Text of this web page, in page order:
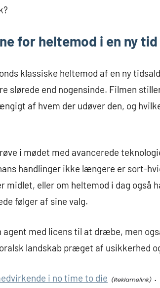
for heltemod i en ny tid
klassiske heltemod af en ny
slørede end nogensinde. Filmen
af hvem der udøver den, og
i mødet med avancerede
handlinger ikke længere er sort-
eller om heltemod i dag også
følger af sine valg.
agent med licens til at dræbe, men
landskab præget af usikkerhed
i no time to die .